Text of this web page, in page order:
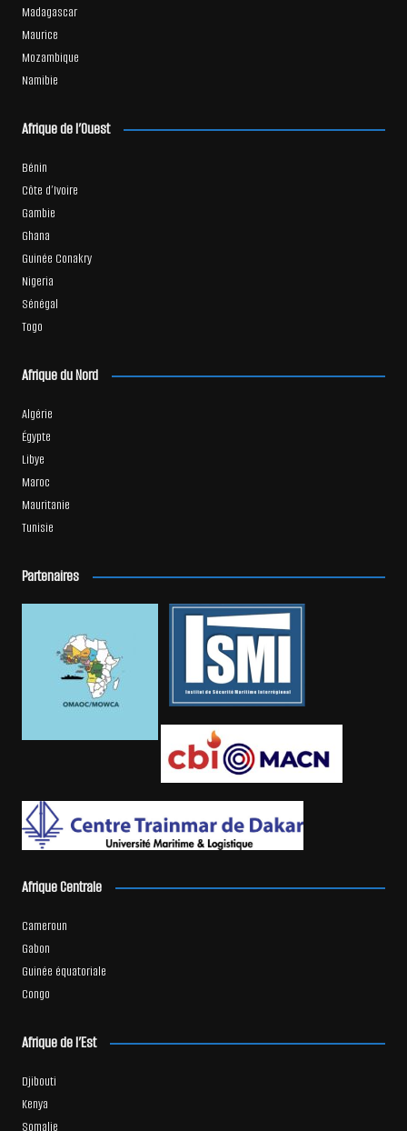
Madagascar
Maurice
Mozambique
Namibie
Afrique de l’Ouest
Bénin
Côte d’Ivoire
Gambie
Ghana
Guinée Conakry
Nigeria
Sénégal
Togo
Afrique du Nord
Algérie
Égypte
Libye
Maroc
Mauritanie
Tunisie
Partenaires
Afrique Centrale
Cameroun
Gabon
Guinée équatoriale
Congo
Afrique de l’Est
Djibouti
Kenya
Somalie